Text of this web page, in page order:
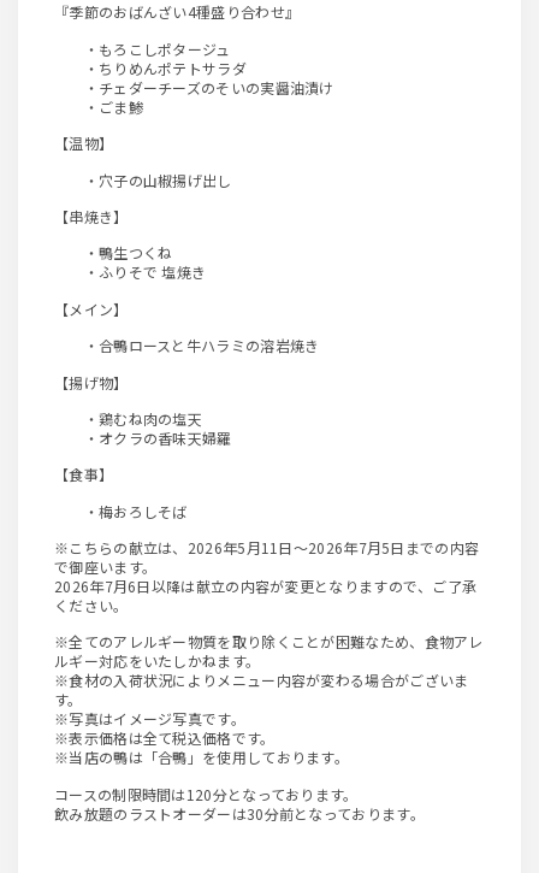
『季節のおばんざい4種盛り合わせ』
・もろこしポタージュ
・ちりめんポテトサラダ
・チェダーチーズのそいの実醤油漬け
・ごま鯵
【温物】
・穴子の山椒揚げ出し
【串焼き】
・鴨生つくね
・ふりそで 塩焼き
【メイン】
・合鴨ロースと牛ハラミの溶岩焼き
【揚げ物】
・鶏むね肉の塩天
・オクラの香味天婦羅
【食事】
・梅おろしそば
※こちらの献立は、2026年5月11日～2026年7月5日までの内容
で御座います。
2026年7月6日以降は献立の内容が変更となりますので、ご了承
ください。
※全てのアレルギー物質を取り除くことが困難なため、食物アレ
ルギー対応をいたしかねます。
※食材の入荷状況によりメニュー内容が変わる場合がございま
す。
※写真はイメージ写真です。
※表示価格は全て税込価格です。
※当店の鴨は「合鴨」を使用しております。
コースの制限時間は120分となっております。
飲み放題のラストオーダーは30分前となっております。